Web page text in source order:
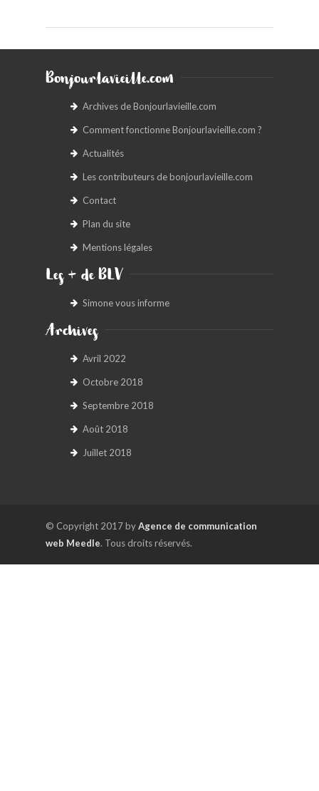
Bonjourlavieille.com
Archives de Bonjourlavieille.com
Comment fonctionne Bonjourlavieille.com ?
Actualités
Les contributeurs de bonjourlavieille.com
Contact
Plan du site
Mentions légales
Les + de BLV
Simone vous informe
Archives
Avril 2022
Octobre 2018
Septembre 2018
Août 2018
Juillet 2018
© Copyright 2017 byAgence de communication
web Meedle. Tous droits réservés.